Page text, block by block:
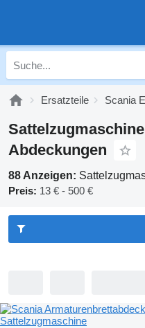
Ersatzteile Scania
Abdeckungen
88 Anzeigen:
Preis: 13 € - 500 €